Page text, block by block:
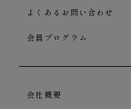
よくあるお問い合わせ
会員プログラム
会社概要